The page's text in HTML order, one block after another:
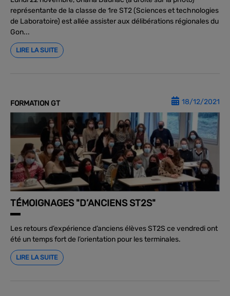
représentante de la classe de 1re ST2 (Sciences et technologies
de Laboratoire) est allée assister aux délibérations régionales du
Gon...
LIRE LA SUITE
FORMATION GT 18/12/2021
TÉMOIGNAGES "D’ANCIENS ST2S"
Les retours d’expérience d’anciens élèves ST2S ce vendredi ont
été un temps fort de l’orientation pour les terminales.
LIRE LA SUITE